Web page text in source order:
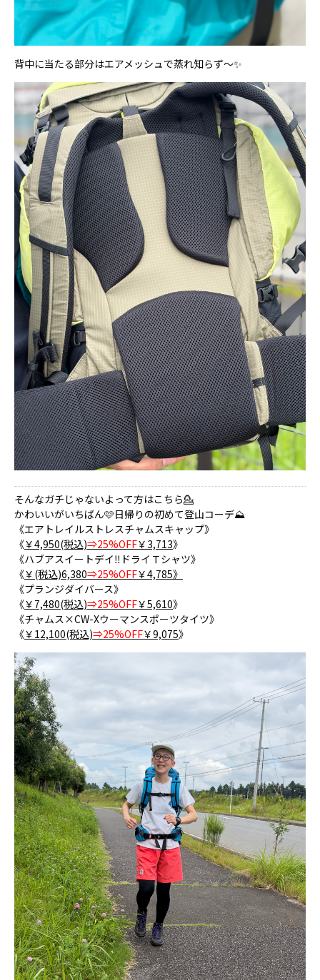
背中に当たる部分はエアメッシュで蒸れ知らず～✨
そんなガチじゃないよって方はこちら💁
かわいいがいちばん🩷日帰りの初めて登山コーデ⛰️
《エアトレイルストレスチャムスキャップ》
《￥4,950(税込)⇒25%OFF￥3,713》
《ハブアスイートデイ‼ドライＴシャツ》
《￥(税込)6,380⇒25%OFF￥4,785》
《プランジダイバース》
《￥7,480(税込)⇒25%OFF￥5,610》
《チャムス×CW-Xウーマンスポーツタイツ》
《￥12,100(税込)⇒25%OFF￥9,075》